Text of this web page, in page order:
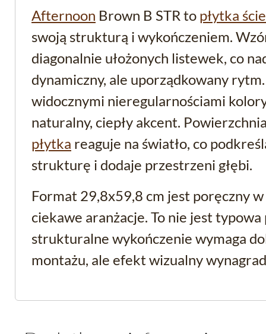
Afternoon Brown B STR to płytka
swoją strukturą i wykończeniem.
diagonalnie ułożonych listewek, co
dynamiczny, ale uporządkowany
widocznymi nieregularnościami
naturalny, ciepły akcent.
płytka reaguje na światło, co
strukturę i dodaje przestrzeni głębi.
Format 29,8x59,8 cm jest poręczny
ciekawe aranżacje. To nie jest typowa
strukturalne wykończenie wymaga
montażu, ale efekt wizualny
Funkcjonalność i